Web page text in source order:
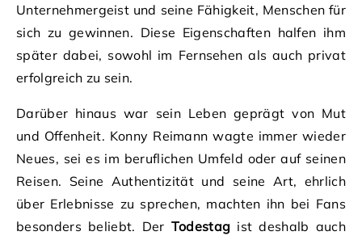
Unternehmergeist und seine Fähigkeit, Menschen für
sich zu gewinnen. Diese Eigenschaften halfen ihm
später dabei, sowohl im Fernsehen als auch privat
erfolgreich zu sein.
Darüber hinaus war sein Leben geprägt von Mut
und Offenheit. Konny Reimann wagte immer wieder
Neues, sei es im beruflichen Umfeld oder auf seinen
Reisen. Seine Authentizität und seine Art, ehrlich
über Erlebnisse zu sprechen, machten ihn bei Fans
besonders beliebt. Der Todestag ist deshalb auch